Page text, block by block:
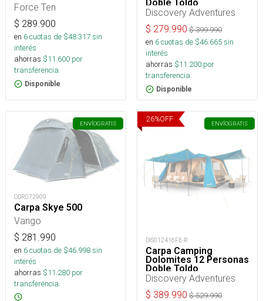
Force Ten
$ 289.900
en 6cuotas de $48.317sin
interés
ahorras $11.600 por
transferencia.
Disponible
Doble Toldo
Discovery Adventures
$ 279.990 $399.990
en 6cuotas de $46.665sin
interés
ahorras $11.200 por
transferencia.
Disponible
ENVÍOGRATIS
ODR072909
Carpa Skye 500
Vango
$ 281.990
en 6cuotas de $46.998sin
interés
ahorras $11.280 por
transferencia.
26%OFF
ENVÍOGRATIS
DIS012416FE-R
Carpa Camping
Dolomites 12 Personas
Doble Toldo
Discovery Adventures
$ 389.990 $529.990